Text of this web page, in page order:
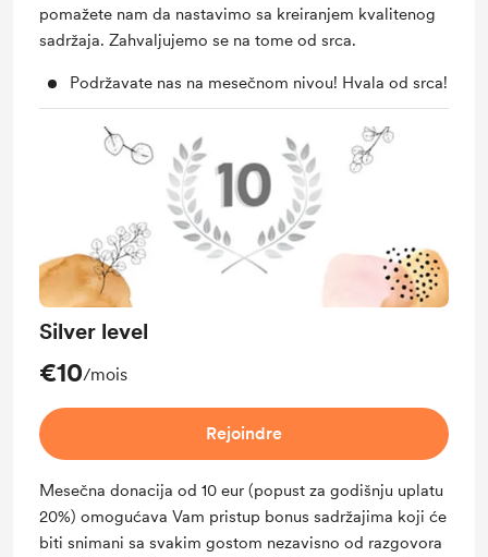
pomažete nam da nastavimo sa kreiranjem kvalitenog
sadržaja. Zahvaljujemo se na tome od srca.
Podržavate nas na mesečnom nivou! Hvala od srca!
Silver level
€10/mois
Rejoindre
Mesečna donacija od 10 eur (popust za godišnju uplatu
20%) omogućava Vam pristup bonus sadržajima koji će
biti snimani sa svakim gostom nezavisno od razgovora